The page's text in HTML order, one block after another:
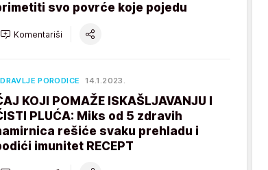
svo povrće koje pojedu
Komentariši
PORODICE 14.1.2023.
KOJI POMAŽE ISKAŠLJAVANJU I
PLUĆA: Miks od 5 zdravih
rešiće svaku prehladu i
imunitet RECEPT